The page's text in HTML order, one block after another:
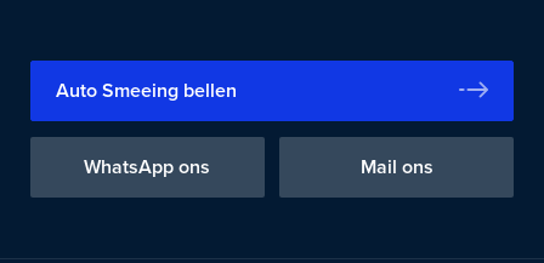
Auto Smeeing bellen
WhatsApp ons Mail ons